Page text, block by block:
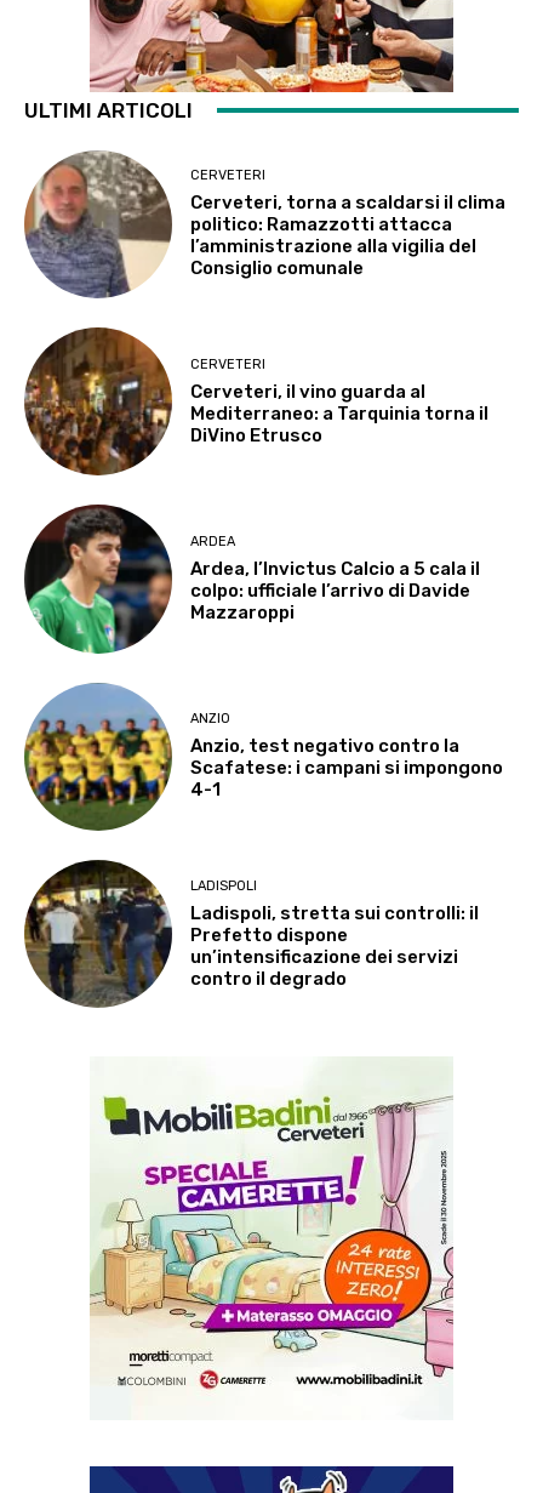
ULTIMI ARTICOLI
CERVETERI
Cerveteri, torna a scaldarsi il clima
politico: Ramazzotti attacca
l’amministrazione alla vigilia del
Consiglio comunale
CERVETERI
Cerveteri, il vino guarda al
Mediterraneo: a Tarquinia torna il
DiVino Etrusco
ARDEA
Ardea, l’Invictus Calcio a 5 cala il
colpo: ufficiale l’arrivo di Davide
Mazzaroppi
ANZIO
Anzio, test negativo contro la
Scafatese: i campani si impongono
4-1
LADISPOLI
Ladispoli, stretta sui controlli: il
Prefetto dispone
un’intensificazione dei servizi
contro il degrado